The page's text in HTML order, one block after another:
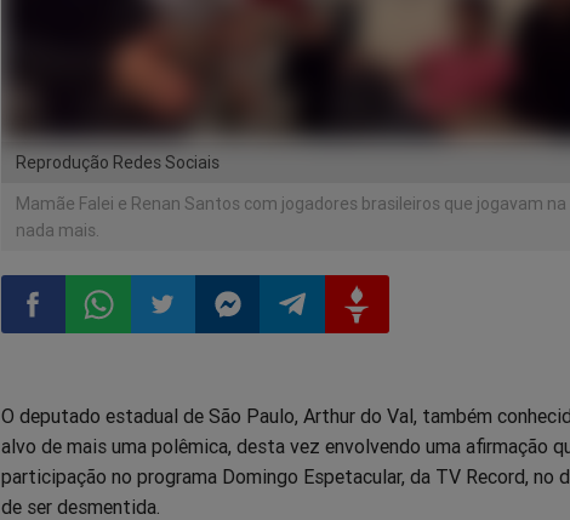
Reprodução Redes Sociais
Mamãe Falei e Renan Santos com jogadores brasileiros que jogavam
nada mais.
no
Facebook
no
Whatsapp
no
Twitter
no
Messenger
no
Telegram
no
Gettr
O deputado estadual de São Paulo, Arthur do Val, também
alvo de mais uma polêmica, desta vez envolvendo uma afirmação
participação no programa Domingo Espetacular, da TV Record, no
de ser desmentida.